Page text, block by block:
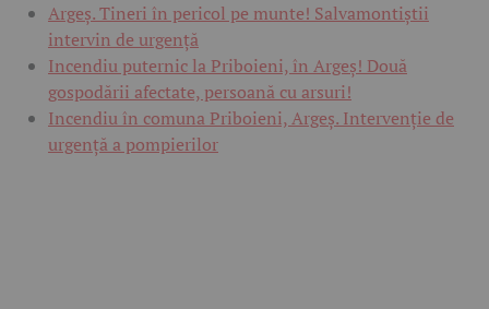
Argeș. Tineri în pericol pe munte! Salvamontiștii
intervin de urgență
Incendiu puternic la Priboieni, în Argeș! Două
gospodării afectate, persoană cu arsuri!
Incendiu în comuna Priboieni, Argeș. Intervenție de
urgență a pompierilor